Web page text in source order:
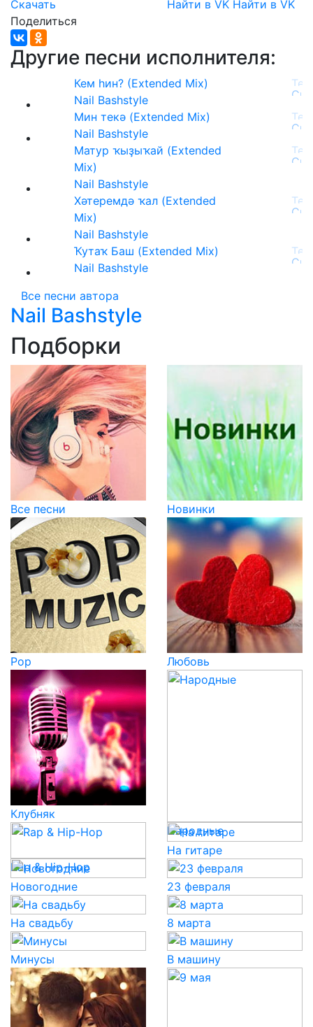
Скачать Найти в VK Найти в VK
Поделиться
Другие песни исполнителя:
Кем һин? (Extended Mix)
Nail Bashstyle
Мин текә (Extended Mix)
Nail Bashstyle
Матур ҡыҙыҡай (Extended
Mix)
Nail Bashstyle
Хәтеремдә ҡал (Extended
Mix)
Nail Bashstyle
Ҡутаҡ Баш (Extended Mix)
Nail Bashstyle
Все песни автора
Nail Bashstyle
Подборки
Все песни Новинки
Pop Любовь
Клубняк
Народные
Rap & Hip-Hop
На гитаре
Новогодние 23 февраля
На свадьбу 8 марта
Минусы В машину